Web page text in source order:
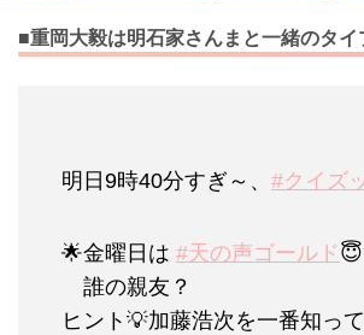
■重岡大毅は明石家さんまと一緒のタイ
明日9時40分すぎ～、 #クイズ
🌟金曜日は #天の声ゴールド
誰の親友？
ヒント💡加藤浩次を一番知っ